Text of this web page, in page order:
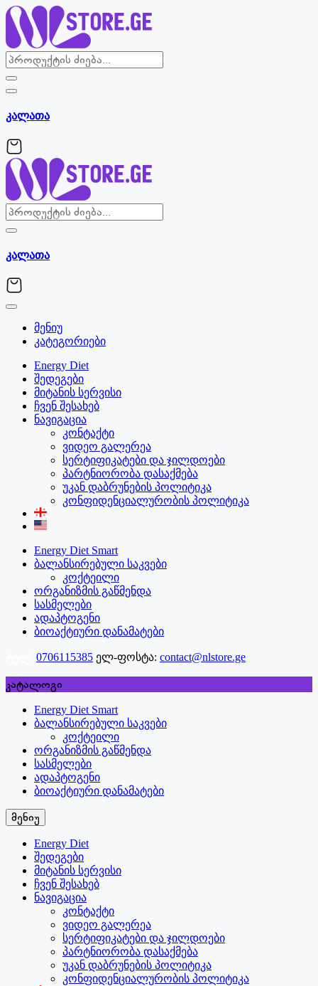
Skip
to
content
კალათა
კალათა
მენიუ
კატეგორიები
Energy Diet
შედეგები
მიტანის სერვისი
ჩვენ შესახებ
ნავიგაცია
კონტაქტი
ვიდეო გალერეა
სერტიფიკატები და ჯილდოები
პარტნიორობა დასაქმება
უკან დაბრუნების პოლიტიკა
კონფიდენციალურობის პოლიტიკა
Energy Diet Smart
ბალანსირებული საკვები
კოქტეილი
ორგანიზმის გაწმენდა
სასმელები
ადაპტოგენი
ბიოაქტიური დანამატები
0706115385 ელ-ფოსტა: contact@nlstore.ge
კატალოგი
Energy Diet Smart
ბალანსირებული საკვები
კოქტეილი
ორგანიზმის გაწმენდა
სასმელები
ადაპტოგენი
ბიოაქტიური დანამატები
მენიუ
Energy Diet
შედეგები
მიტანის სერვისი
ჩვენ შესახებ
ნავიგაცია
კონტაქტი
ვიდეო გალერეა
სერტიფიკატები და ჯილდოები
პარტნიორობა დასაქმება
უკან დაბრუნების პოლიტიკა
კონფიდენციალურობის პოლიტიკა